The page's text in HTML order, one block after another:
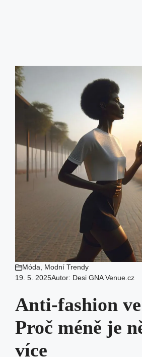
Móda
Modní Trendy
19. 5. 2025Autor: Desi GNA Venue.cz
Anti-fashion
Proč méně je
více